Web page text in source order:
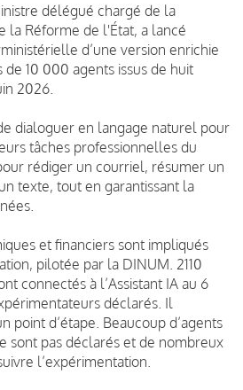
délégué chargé de la
la Réforme de l'État, a lancé
d’une version enrichie
de 10 000 agents issus de huit
2026.
dialoguer en langage naturel pour
tâches professionnelles du
rédiger un courriel, résumer un
texte, tout en garantissant la
et financiers sont impliqués
pilotée par la DINUM. 2110
connectés à l’Assistant IA au 6
déclarés. Il
point d’étape. Beaucoup d’agents
sont pas déclarés et de nombreux
l’expérimentation.